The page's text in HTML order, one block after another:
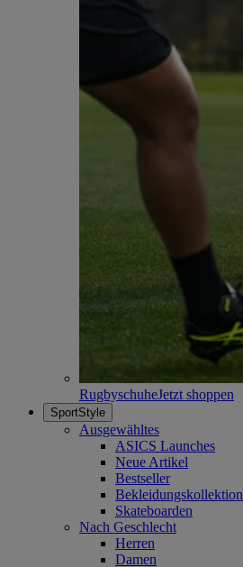
RugbyschuheJetzt shoppen
SportStyle
Ausgewähltes
ASICS Launches
Neue Artikel
Bestseller
Bekleidungskollektion
Skateboarden
Nach Geschlecht
Herren
Damen